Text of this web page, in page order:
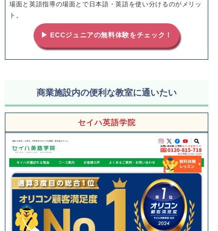
場面と英語指導の場面とで日本語・英語を使い分けるのがメリッ
ト。
▶ ECCジュニアの無料体験をチェック！
商業施設内の便利な教室に通いたい
セイハ英語学院